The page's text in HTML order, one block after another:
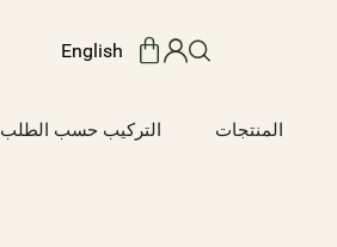
English
المنتجات التركيب حسب الطلب